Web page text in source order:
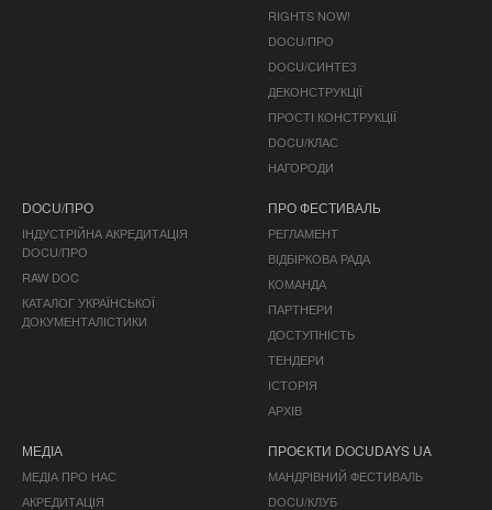
RIGHTS NOW!
DOCU/ПРО
DOCU/СИНТЕЗ
ДЕКОНСТРУКЦІЇ
ПРОСТІ КОНСТРУКЦІЇ
DOCU/КЛАС
НАГОРОДИ
DOCU/ПРО
ІНДУСТРІЙНА АКРЕДИТАЦІЯ
DOCU/ПРО
RAW DOC
КАТАЛОГ УКРАЇНСЬКОЇ
ДОКУМЕНТАЛІСТИКИ
ПРО ФЕСТИВАЛЬ
РЕГЛАМЕНТ
ВІДБІРКОВА РАДА
КОМАНДА
ПАРТНЕРИ
ДОСТУПНІСТЬ
ТЕНДЕРИ
ІСТОРІЯ
АРХІВ
МЕДІА
МЕДІА ПРО НАС
АКРЕДИТАЦІЯ
ПРОЄКТИ DOCUDAYS UA
МАНДРІВНИЙ ФЕСТИВАЛЬ
DOCU/КЛУБ